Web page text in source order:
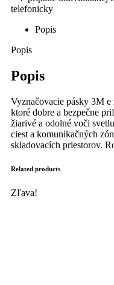
Popis
Popis
Popis
Vyznačovacie pásky 3M
ktoré dobre a bezpečne
žiarivé a odolné voči
ciest a komunikačných
skladovacích priestorov.
Related products
Zľava!